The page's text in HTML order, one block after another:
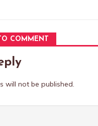
COMMENT
will not be published.